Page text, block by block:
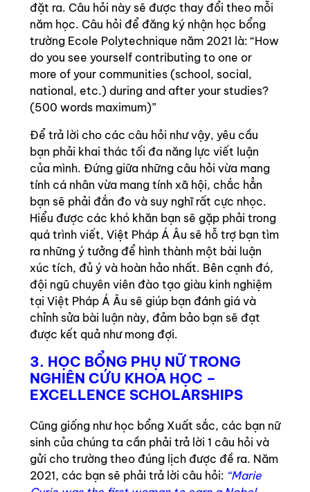
đặt ra. Câu hỏi này sẽ được thay đổi theo mỗi
năm học. Câu hỏi để đăng ký nhận học bổng
trường Ecole Polytechnique năm 2021 là: “How
do you see yourself contributing to one or
more of your communities (school, social,
national, etc.) during and after your studies?
(500 words maximum)”
Để trả lời cho các câu hỏi như vậy, yêu cầu
bạn phải khai thác tối đa năng lực viết luận
của mình. Đứng giữa những câu hỏi vừa mang
tính cá nhân vừa mang tính xã hội, chắc hẳn
bạn sẽ phải đắn đo và suy nghĩ rất cực nhọc.
Hiểu được các khó khăn bạn sẽ gặp phải trong
quá trình viết, Việt Pháp Á Âu sẽ hỗ trợ bạn tìm
ra những ý tưởng để hình thành một bài luận
xúc tích, đủ ý và hoàn hảo nhất. Bên cạnh đó,
đội ngũ chuyên viên đào tạo giàu kinh nghiệm
tại Việt Pháp Á Âu sẽ giúp bạn đánh giá và
chỉnh sửa bài luận này, đảm bảo bạn sẽ đạt
được kết quả như mong đợi.
3. HỌC BỔNG PHỤ NỮ TRONG
NGHIÊN CỨU KHOA HỌC –
EXCELLENCE SCHOLARSHIPS
Cũng giống như học bổng Xuất sắc, các bạn nữ
sinh của chúng ta cần phải trả lời 1 câu hỏi và
gửi cho trường theo đúng lịch được đề ra. Năm
2021, các bạn sẽ phải trả lời câu hỏi: “Marie